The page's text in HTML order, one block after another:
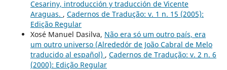
Cesariny, introducción y traducción de Vicente
Araguas. , Cadernos de Tradução: v. 1 n. 15 (2005):
Edição Regular
Xosé Manuel Dasilva, Não era só um outro país, era
um outro universo (Alrededór de João Cabral de Melo
traducido al español) , Cadernos de Tradução: v. 2 n. 6
(2000): Edição Regular